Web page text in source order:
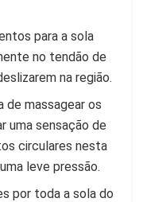
para a sola
no tendão de
na região.
de massagear os
uma sensação de
circulares nesta
leve pressão.
por toda a sola do